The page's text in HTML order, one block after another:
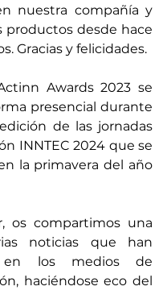
nuestra compañía y
productos desde hace
Gracias y felicidades.
Awards 2023 se
presencial durante
de las jornadas
INNTEC 2024 que se
la primavera del año
os compartimos una
noticias que han
en los medios de
haciéndose eco del